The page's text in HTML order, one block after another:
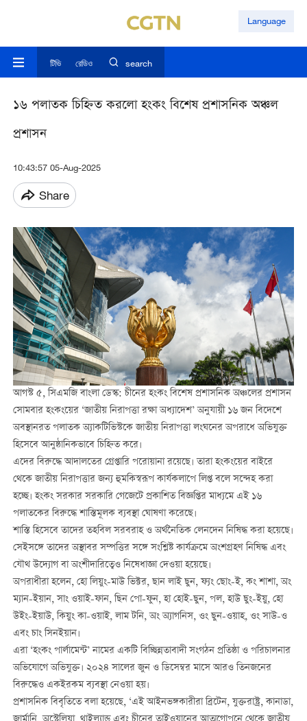
Language
টিভি রেডিও search
১৬ পলাতক চিহ্নিত করলো হংকং বিশেষ প্রশাসনিক অঞ্চল
প্রশাসন
10:43:57 05-Aug-2025
Share
আগস্ট ৫, সিএমজি বাংলা ডেস্ক: চীনের হংকং বিশেষ প্রশাসনিক অঞ্চলের প্রশাসন
সোমবার হংকংয়ের ‘জাতীয় নিরাপত্তা রক্ষা অধ্যাদেশ’ অনুযায়ী ১৬ জন বিদেশে
অবস্থানরত পলাতক অ্যাকটিভিস্টকে জাতীয় নিরাপত্তা লংঘনের অপরাধে অভিযুক্ত
হিসেবে আনুষ্ঠানিকভাবে চিহ্নিত করে।
এদের বিরুদ্ধে আদালতের গ্রেপ্তারি পরোয়ানা রয়েছে। তারা হংকংয়ের বাইরে
থেকে জাতীয় নিরাপত্তার জন্য হুমকিস্বরূপ কার্যকলাপে লিপ্ত বলে সন্দেহ করা
হচ্ছে। হংকং সরকার সরকারি গেজেটে প্রকাশিত বিজ্ঞপ্তির মাধ্যমে এই ১৬
পলাতকের বিরুদ্ধে শাস্তিমূলক ব্যবস্থা ঘোষণা করেছে।
শাস্তি হিসেবে তাদের তহবিল সরবরাহ ও অর্থনৈতিক লেনদেন নিষিদ্ধ করা হয়েছে।
সেইসঙ্গে তাদের অস্থাবর সম্পত্তির সঙ্গে সংশ্লিষ্ট কার্যক্রমে অংশগ্রহণ নিষিদ্ধ এবং
যৌথ উদ্যোগ বা অংশীদারিত্বেও নিষেধাজ্ঞা দেওয়া হয়েছে।
অপরাধীরা হলেন, হো লিয়ুং-মাউ ভিক্টর, ছান লাই ছুন, ফ্যং ছোং-ই, কং শাশা, অং
ম্যান-ইয়ান, সাং ওয়াই-ফান, ছিন পো-ফুন, হা হোই-ছুন, পল, হাউ ছুং-ইয়ু, হো
উইং-ইয়াউ, কিয়ুং কা-ওয়াই, লাম টনি, অং অ্যাগনিস, ওং ছুন-ওয়াহ, ওং সাউ-ও
এবং চাং সিনইয়ান।
এরা ‘হংকং পার্লামেন্ট’ নামের একটি বিচ্ছিন্নতাবাদী সংগঠন প্রতিষ্ঠা ও পরিচালনার
অভিযোগে অভিযুক্ত। ২০২৪ সালের জুন ও ডিসেম্বর মাসে আরও তিনজনের
বিরুদ্ধেও একইরকম ব্যবস্থা নেওয়া হয়।
প্রশাসনিক বিবৃতিতে বলা হয়েছে, ‘এই আইনভঙ্গকারীরা ব্রিটেন, যুক্তরাষ্ট্র, কানাডা,